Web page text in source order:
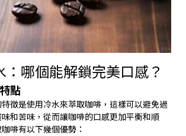
：哪個能解鎖完美口感？
點
徵是使用冷水來萃取咖啡，這樣可以避免過
和苦味，從而讓咖啡的口感更加平衡和順
啡有以下幾個優勢：